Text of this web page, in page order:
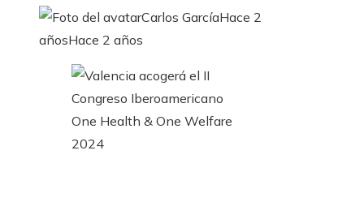
Carlos GarcíaHace 2
añosHace 2 años